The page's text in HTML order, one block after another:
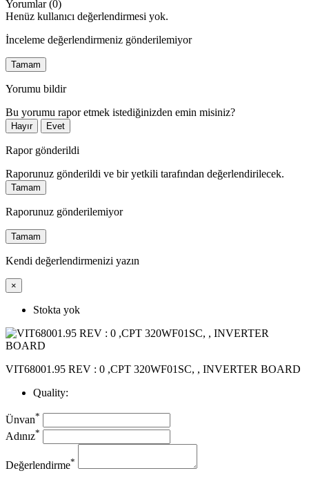
Yorumlar (0)
Henüz kullanıcı değerlendirmesi yok.
İnceleme değerlendirmeniz gönderilemiyor
Tamam
Yorumu bildir
Bu yorumu rapor etmek istediğinizden emin misiniz?
Hayır Evet
Rapor gönderildi
Raporunuz gönderildi ve bir yetkili tarafından değerlendirilecek.
Tamam
Raporunuz gönderilemiyor
Tamam
Kendi değerlendirmenizi yazın
×
Stokta yok
VIT68001.95 REV : 0 ,CPT 320WF01SC, , INVERTER BOARD
Quality:
Ünvan*
Adınız*
Değerlendirme*